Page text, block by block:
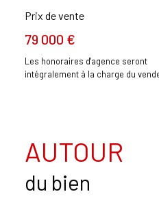
Prix de vente
79 000 €
Les honoraires d'agence seront
intégralement à la charge du
AUTOUR
du bien